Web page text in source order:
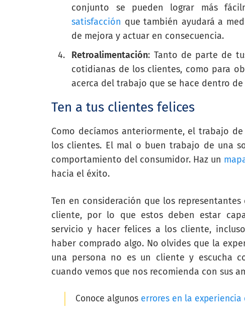
conjunto se pueden lograr más
satisfacción que también ayudará a
de mejora y actuar en consecuencia.
Retroalimentación: Tanto de parte de
cotidianas de los clientes, como para
acerca del trabajo que se hace dentro de
Ten a tus clientes felices
Como decíamos anteriormente, el trabajo
los clientes. El mal o buen trabajo de una
comportamiento del consumidor. Haz un
hacia el éxito.
Ten en consideración que los
cliente, por lo que estos deben estar
servicio y hacer felices a los cliente,
haber comprado algo. No olvides que la
una persona no es un cliente y escucha
cuando vemos que nos recomienda con sus
Conoce algunos errores en la experiencia